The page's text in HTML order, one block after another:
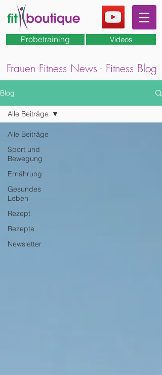
Probetraining Videos
Frauen Fitness News - Fitness Blog
Blog
Alle Beiträge
Sport und
Bewegung
Ernährung
Gesundes
Leben
Rezept
Rezepte
Newsletter
Alle Beiträge